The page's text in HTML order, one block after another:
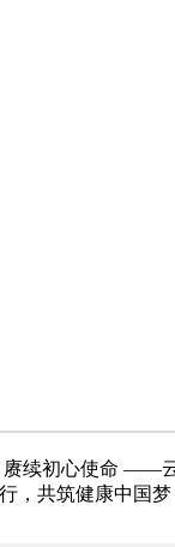
赓续初心使命 ——
，共筑健康中国